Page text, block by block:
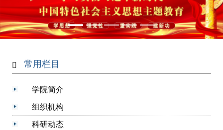
常用栏目
学院简介
组织机构
科研动态